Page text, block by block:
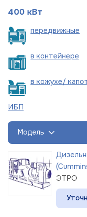
400 кВт
передвижные
в контейнере
в кожухе/
ИБП
Модель
ЭТРО